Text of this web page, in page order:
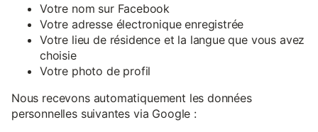
Votre nom sur Facebook
Votre adresse électronique enregistrée
Votre lieu de résidence et la langue que vous avez
choisie
Votre photo de profil
Nous recevons automatiquement les données
personnelles suivantes via Google :